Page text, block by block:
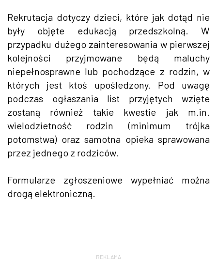
Rekrutacja dotyczy dzieci, które jak dotąd nie
były objęte edukacją przedszkolną. W
przypadku dużego zainteresowania w pierwszej
kolejności przyjmowane będą maluchy
niepełnosprawne lub pochodzące z rodzin, w
których jest ktoś upośledzony. Pod uwagę
podczas ogłaszania list przyjętych wzięte
zostaną również takie kwestie jak m.in.
wielodzietność rodzin (minimum trójka
potomstwa) oraz samotna opieka sprawowana
przez jednego z rodziców.
Formularze zgłoszeniowe wypełniać można
drogą elektroniczną.
REKLAMA